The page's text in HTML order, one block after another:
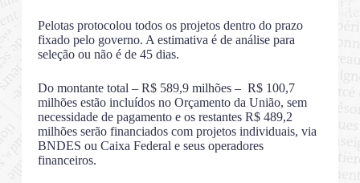
Pelotas protocolou todos os projetos dentro do prazo
fixado pelo governo. A estimativa é de análise para
seleção ou não é de 45 dias.
Do montante total – R$ 589,9 milhões – R$ 100,7
milhões estão incluídos no Orçamento da União, sem
necessidade de pagamento e os restantes R$ 489,2
milhões serão financiados com projetos individuais, via
BNDES ou Caixa Federal e seus operadores
financeiros.